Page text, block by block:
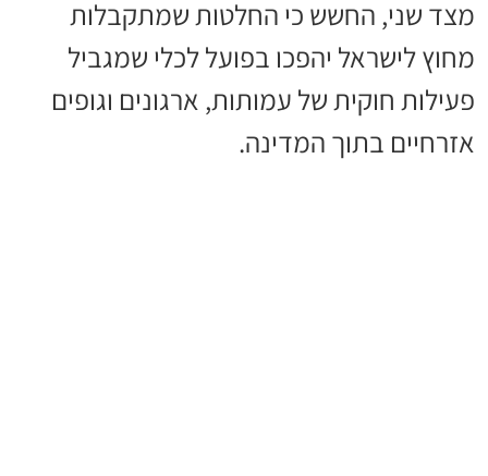
מצד שני, החשש כי החלטות שמתקבלות
מחוץ לישראל יהפכו בפועל לכלי שמגביל
פעילות חוקית של עמותות, ארגונים וגופים
אזרחיים בתוך המדינה.